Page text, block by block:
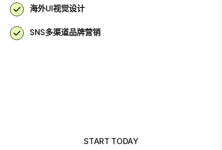
海外UI视觉设计
SNS多渠道品牌营销
START TODAY